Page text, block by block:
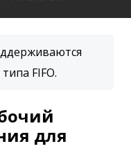
FIFO.
для